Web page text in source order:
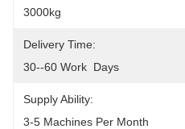
3000kg
Delivery Time:
30--60 Work  Days
Supply Ability:
3-5 Machines Per Month